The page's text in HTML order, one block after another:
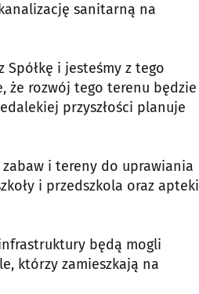
sanitarną na
i jesteśmy z tego
że rozwój tego terenu będzie
przyszłości planuje
i tereny do uprawiania
i przedszkola oraz apteki
będą mogli
którzy zamieszkają na